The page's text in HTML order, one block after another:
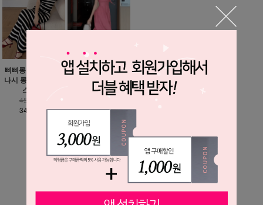
삐삐롱 스트라이프
나시 롱스커트 투피
스 셋업
45,900원
34,900원
소피아 백리스 로맨
틱 롱 원피스 / 휴가
룩 추천
36,900원
MORE ▼
베스트 상품